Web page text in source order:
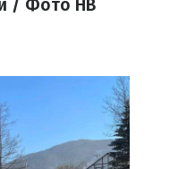
/ Фото НВ